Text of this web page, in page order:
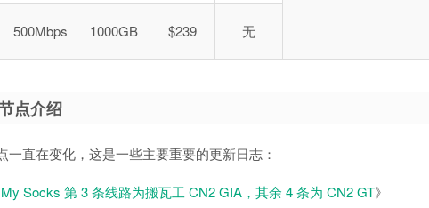
500Mbps 1000GB $239 无
点介绍
直在变化，这是一些主要重要的更新日志：
Socks 第 3 条线路为搬瓦工 CN2 GIA，其余 4 条为 CN2 GT》